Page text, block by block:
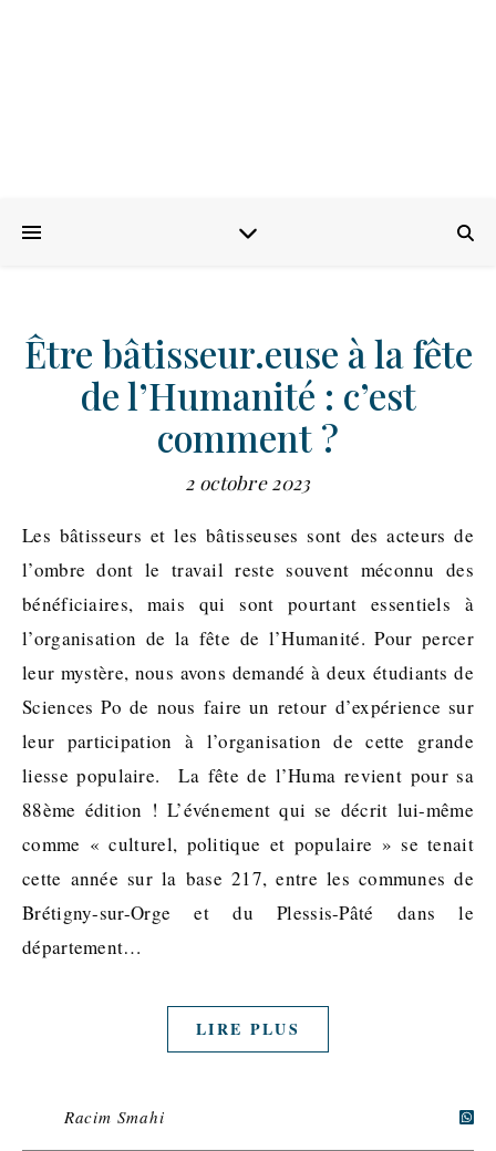
Être bâtisseur.euse à la fête
de l’Humanité : c’est
comment ?
2 octobre 2023
Les bâtisseurs et les bâtisseuses sont des acteurs de
l’ombre dont le travail reste souvent méconnu des
bénéficiaires, mais qui sont pourtant essentiels à
l’organisation de la fête de l’Humanité. Pour percer
leur mystère, nous avons demandé à deux étudiants de
Sciences Po de nous faire un retour d’expérience sur
leur participation à l’organisation de cette grande
liesse populaire. La fête de l’Huma revient pour sa
88ème édition ! L’événement qui se décrit lui-même
comme « culturel, politique et populaire » se tenait
cette année sur la base 217, entre les communes de
Brétigny-sur-Orge et du Plessis-Pâté dans le
département…
LIRE PLUS
Racim Smahi